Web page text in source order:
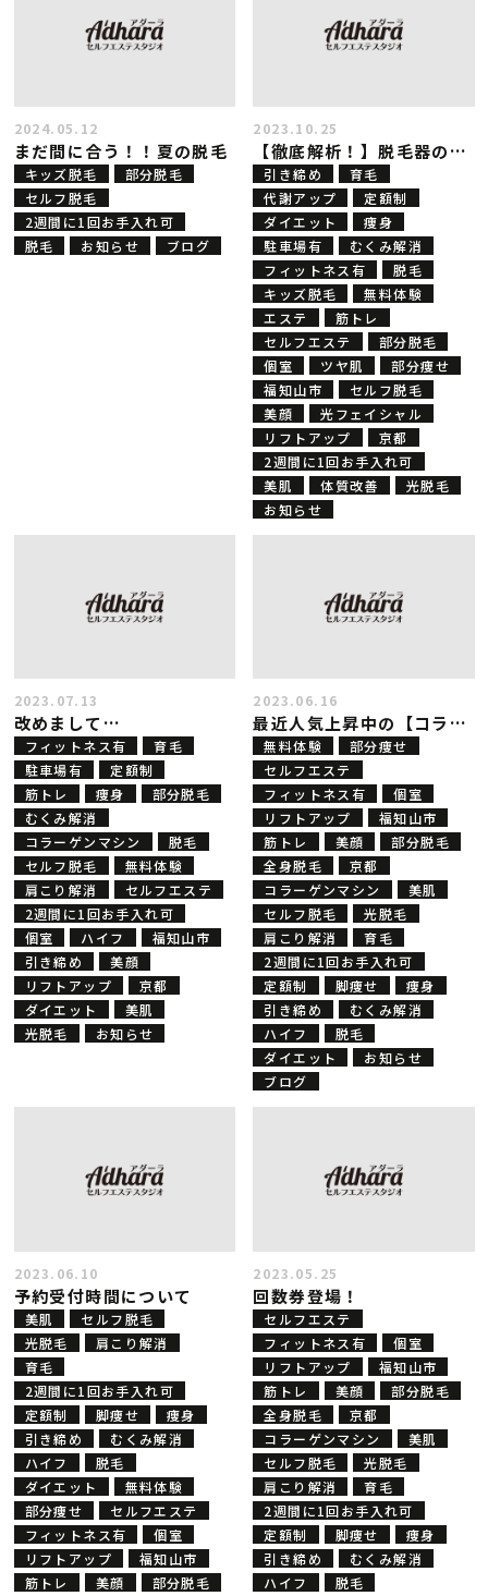
2024.05.12
まだ間に合う！！夏の脱毛
キッズ脱毛
部分脱毛
セルフ脱毛
2週間に1回お手入れ可
脱毛
お知らせ ブログ
2023.10.25
【徹底解析！】脱毛器のモードにある『光フェイシャル』について
引き締め
育毛
代謝アップ
定額制
ダイエット
痩身
駐車場有
むくみ解消
フィットネス有
脱毛
キッズ脱毛
無料体験
エステ
筋トレ
セルフエステ
部分脱毛
個室
ツヤ肌
部分痩せ
福知山市
セルフ脱毛
美顔
光フェイシャル
リフトアップ
京都
2週間に1回お手入れ可
美肌
体質改善
光脱毛
お知らせ
2023.07.13
改めまして…
フィットネス有
育毛
駐車場有
定額制
筋トレ
痩身
部分脱毛
むくみ解消
コラーゲンマシン
脱毛
セルフ脱毛
無料体験
肩こり解消
セルフエステ
2週間に1回お手入れ可
個室
ハイフ
福知山市
引き締め
美顔
リフトアップ
京都
ダイエット
美肌
光脱毛
お知らせ
2023.06.16
最近人気上昇中の【コラーゲンマシン】を徹底解説！
無料体験
部分痩せ
セルフエステ
フィットネス有
個室
リフトアップ
福知山市
筋トレ
美顔
部分脱毛
全身脱毛
京都
コラーゲンマシン
美肌
セルフ脱毛
光脱毛
肩こり解消
育毛
2週間に1回お手入れ可
定額制
脚痩せ
痩身
引き締め
むくみ解消
ハイフ
脱毛
ダイエット
お知らせ
ブログ
2023.06.10
予約受付時間について
美肌
セルフ脱毛
光脱毛
肩こり解消
育毛
2週間に1回お手入れ可
定額制
脚痩せ
痩身
引き締め
むくみ解消
ハイフ
脱毛
ダイエット
無料体験
部分痩せ
セルフエステ
フィットネス有
個室
リフトアップ
福知山市
筋トレ
美顔
部分脱毛
2023.05.25
回数券登場！
セルフエステ
フィットネス有
個室
リフトアップ
福知山市
筋トレ
美顔
部分脱毛
全身脱毛
京都
コラーゲンマシン
美肌
セルフ脱毛
光脱毛
肩こり解消
育毛
2週間に1回お手入れ可
定額制
脚痩せ
痩身
引き締め
むくみ解消
ハイフ
脱毛